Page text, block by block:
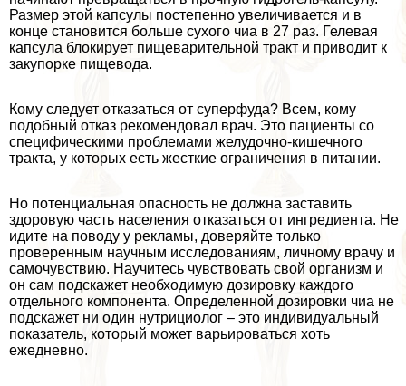
Размер этой капсулы постепенно увеличивается и в
конце становится больше сухого чиа в 27 раз. Гелевая
капсула блокирует пищеварительной тpaкт и приводит к
закупорке пищевода.
Кому следует отказаться от суперфуда? Всем, кому
подобный отказ рекомендовал врач. Это пациенты со
специфическими проблемами желудочно-кишечного
тpaкта, у которых есть жесткие ограничения в питании.
Но потенциальная опасность не должна заставить
здоровую часть населения отказаться от ингредиента. Не
идите на поводу у рекламы, доверяйте только
проверенным научным исследованиям, личному врачу и
самочувствию. Научитесь чувствовать свой организм и
он сам подскажет необходимую дозировку каждого
отдельного компонента. Определенной дозировки чиа не
подскажет ни один нутрициолог – это индивидуальный
показатель, который может варьироваться хоть
ежедневно.